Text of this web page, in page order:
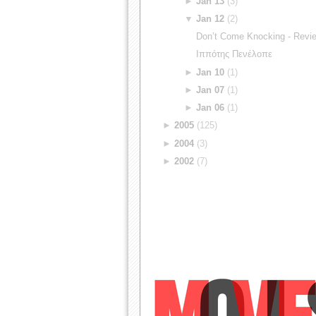
▼Jan 12 (2)
Don’t Come Knocking -
Ιππότης Πενέλοπε
►Jan 10 (1)
►Jan 07 (1)
►Jan 06 (1)
►2005 (125)
►2004 (3)
►2002 (7)